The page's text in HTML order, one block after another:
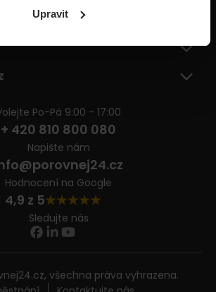
Upravit
Po-Pá 9:00 - 17:00
+ 420 810 800 080
Napište nám
Hodnocení na Google
4,9 z 5
Sledujte nás
všechna práva vyhrazena.